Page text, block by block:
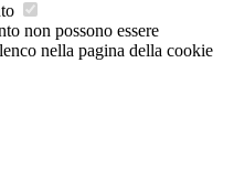
non possono essere
nella pagina della cookie